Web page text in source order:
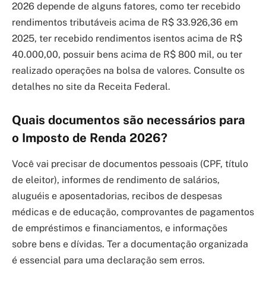
2026 depende de alguns fatores, como ter recebido
rendimentos tributáveis acima de R$ 33.926,36 em
2025, ter recebido rendimentos isentos acima de R$
40.000,00, possuir bens acima de R$ 800 mil, ou ter
realizado operações na bolsa de valores. Consulte os
detalhes no site da Receita Federal.
Quais documentos são necessários para
o Imposto de Renda 2026?
Você vai precisar de documentos pessoais (CPF, título
de eleitor), informes de rendimento de salários,
aluguéis e aposentadorias, recibos de despesas
médicas e de educação, comprovantes de pagamentos
de empréstimos e financiamentos, e informações
sobre bens e dívidas. Ter a documentação organizada
é essencial para uma declaração sem erros.